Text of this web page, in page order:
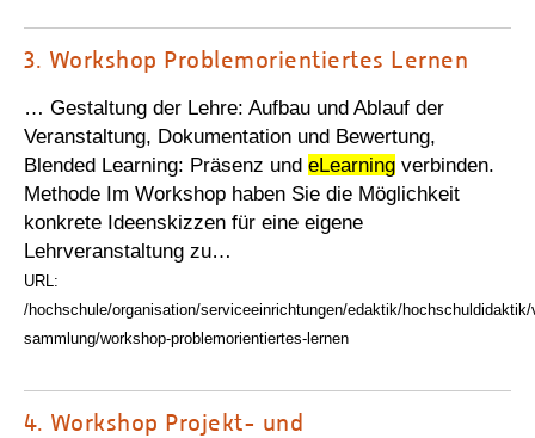
3. Workshop Problemorientiertes Lernen
… Gestaltung der Lehre: Aufbau und Ablauf der
Veranstaltung, Dokumentation und Bewertung,
Blended Learning: Präsenz und eLearning verbinden.
Methode Im Workshop haben Sie die Möglichkeit
konkrete Ideenskizzen für eine eigene
Lehrveranstaltung zu…
URL:
/hochschule/organisation/serviceeinrichtungen/edaktik/
sammlung/workshop-problemorientiertes-lernen
4. Workshop Projekt- und